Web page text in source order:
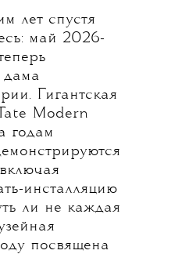
лет спустя
май 2026-
дама
Гигантская
Modern
годам
инсталляцию
ли не каждая
посвящена